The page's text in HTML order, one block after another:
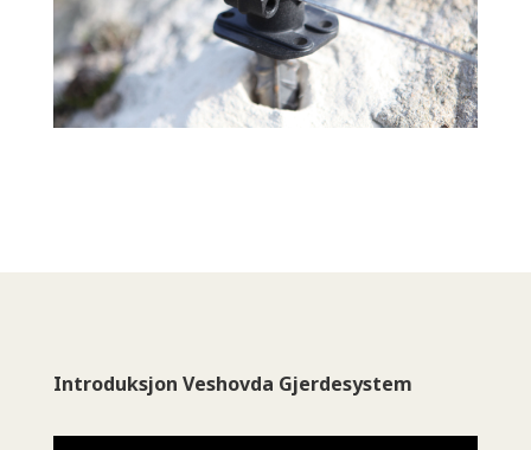
Introduksjon Veshovda Gjerdesystem